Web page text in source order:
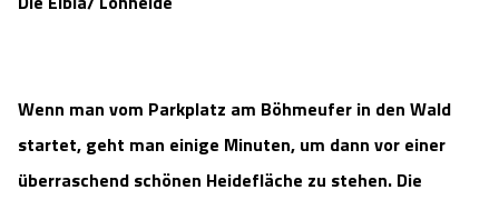
Urlaub mit Hund
Regionale Küche
Wildpark Schwarze Berge
Otter Zentrum
Kulinarisches Celle
Unterkünfte Celle
Wenn man vom Parkplatz am Böhmeufer in den Wald
startet, geht man einige Minuten, um dann vor einer
überraschend schönen Heidefläche zu stehen. Die